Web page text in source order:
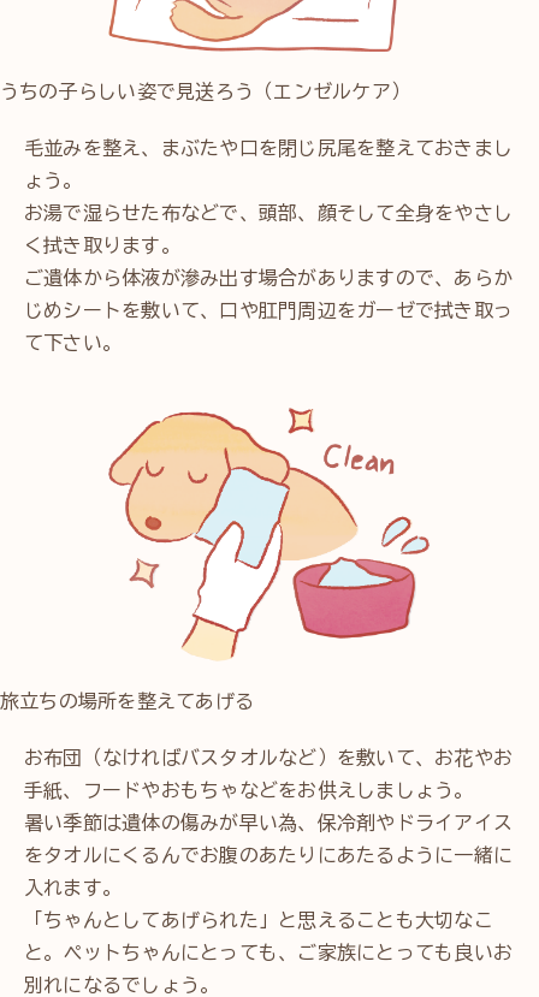
うちの子らしい姿で見送ろう（エンゼルケア）
毛並みを整え、まぶたや口を閉じ尻尾を整えておきまし
ょう。
お湯で湿らせた布などで、頭部、顔そして全身をやさし
く拭き取ります。
ご遺体から体液が滲み出す場合がありますので、あらか
じめシートを敷いて、口や肛門周辺をガーゼで拭き取っ
て下さい。
旅立ちの場所を整えてあげる
お布団（なければバスタオルなど）を敷いて、お花やお
手紙、フードやおもちゃなどをお供えしましょう。
暑い季節は遺体の傷みが早い為、保冷剤やドライアイス
をタオルにくるんでお腹のあたりにあたるように一緒に
入れます。
「ちゃんとしてあげられた」と思えることも大切なこ
と。ペットちゃんにとっても、ご家族にとっても良いお
別れになるでしょう。